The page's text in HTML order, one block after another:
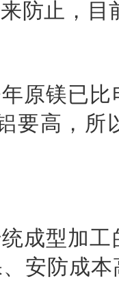
防止，目
镁已比
要高，所
型加工
安防成